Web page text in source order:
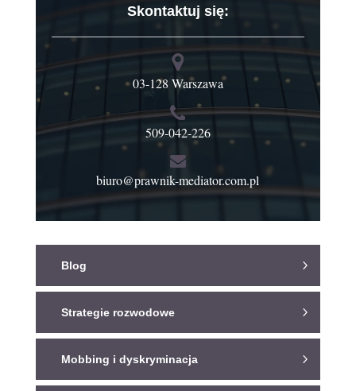
Skontaktuj się:
03-128 Warszawa
509-042-226
biuro@prawnik-mediator.com.pl
Blog
Strategie rozwodowe
Mobbing i dyskryminacja